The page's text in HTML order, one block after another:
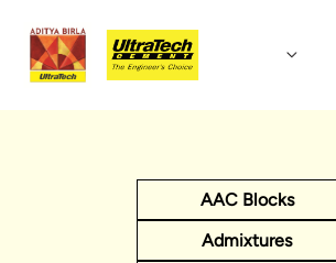
AAC Blocks
Admixtures